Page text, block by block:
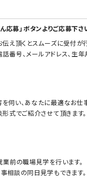
募」ボタンよりご応募下さ
え頂くとスムーズに受付が行
番号、メールアドレス、生
伺い、あなたに最適なお仕
式でご紹介させて頂きます
業前の職場見学を行います。
相談の同日見学もできます。